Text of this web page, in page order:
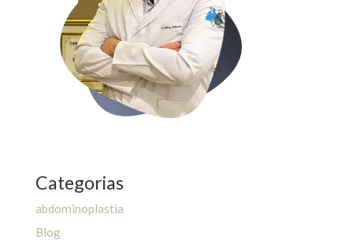
Categorias
abdominoplastia
Blog